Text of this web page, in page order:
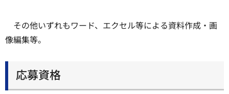
その他いずれもワード、エクセル等による資料作成・画
像編集等。
応募資格